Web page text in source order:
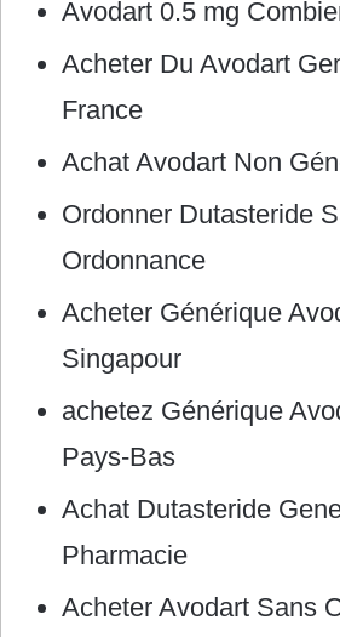
Avodart 0.5 mg
Acheter Du Avodart
France
Achat Avodart Non
Ordonner Dutasteride
Ordonnance
Acheter Générique
Singapour
achetez Générique
Pays-Bas
Achat Dutasteride
Pharmacie
Acheter Avodart Sans